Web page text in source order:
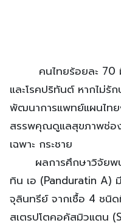
คนไทยร้อยละ 70
และโรคปริทันต์ หากไม่
พัฒนาการแพทย์แผนไท
สรรพคุณดูแลสุขภาพช่อ
เฉพาะ กระชาย
ผลการศึกษาวิจัยพบว่
ทิน เอ (Panduratin A)
จุลินทรีย์ จากเชื้อ 4 ชนิด
สเตรปโตคอคัสมิวแตน